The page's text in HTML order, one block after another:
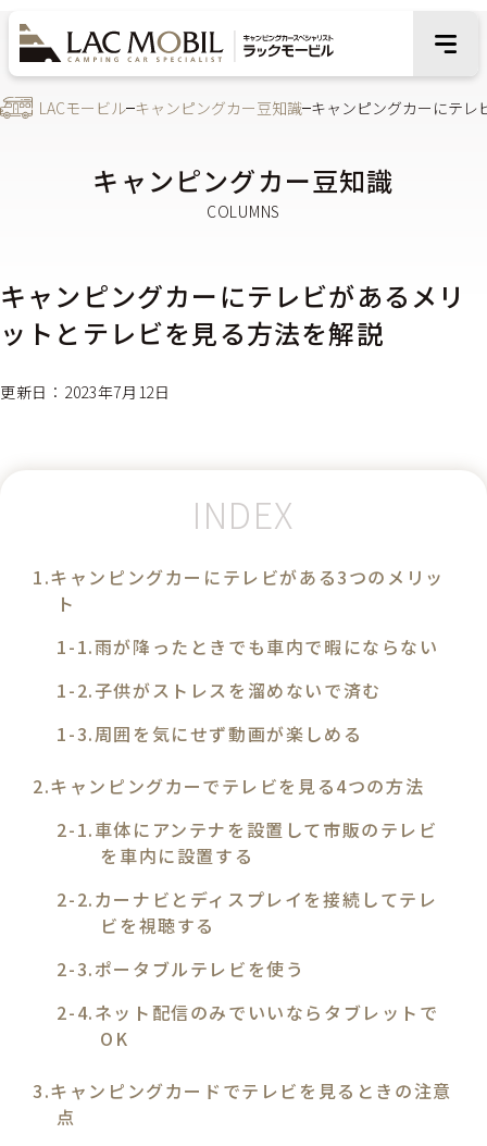
LACモービル キャンピングカー豆知識 キャンピングカーにテレ
キャンピングカー豆知識
キャンピングカーにテレビがあるメリ
ットとテレビを見る方法を解説
更新日：2023年7月12日
キャンピングカーにテレビがある3つのメリッ
ト
雨が降ったときでも車内で暇にならない
子供がストレスを溜めないで済む
周囲を気にせず動画が楽しめる
キャンピングカーでテレビを見る4つの方法
車体にアンテナを設置して市販のテレビ
を車内に設置する
カーナビとディスプレイを接続してテレ
ビを視聴する
ポータブルテレビを使う
ネット配信のみでいいならタブレットで
OK
キャンピングカードでテレビを見るときの注意
点